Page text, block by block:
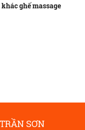
ghế massage
SƠN